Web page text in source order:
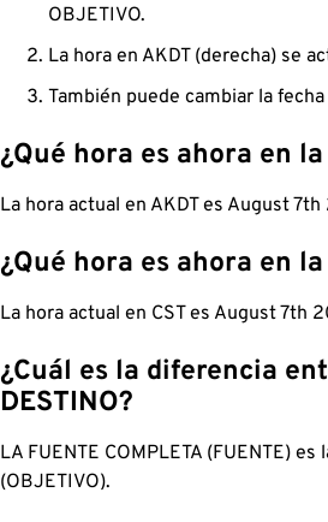
OBJETIVO.
La hora en AKDT (derecha) se
También puede cambiar la
¿Qué hora es ahora en
La hora actual en AKDT es August
¿Qué hora es ahora en la
La hora actual en CST es August 7th
¿Cuál es la diferencia
DESTINO?
LA FUENTE COMPLETA (FUENTE)
(OBJETIVO).